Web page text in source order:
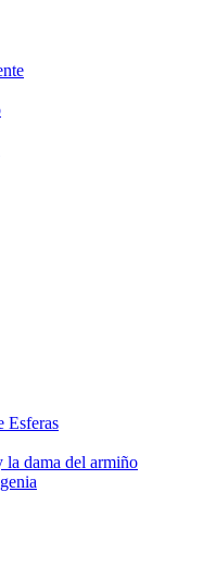
Esferas
la dama del armiño